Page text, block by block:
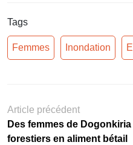
Tags
Femmes Inondation
Article précédent
Des femmes de
forestiers en aliment bétail